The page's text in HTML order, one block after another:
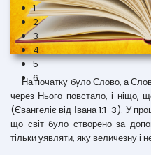
На початку було Слово, а
через Нього повстало, і ніщо,
(Євангеліє від Івана 1:1-3). У
що світ було створено за
тільки уявляти, яку величезну і